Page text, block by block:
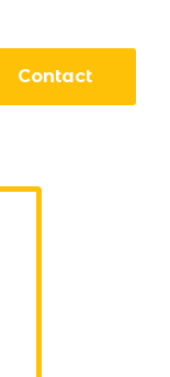
Contact